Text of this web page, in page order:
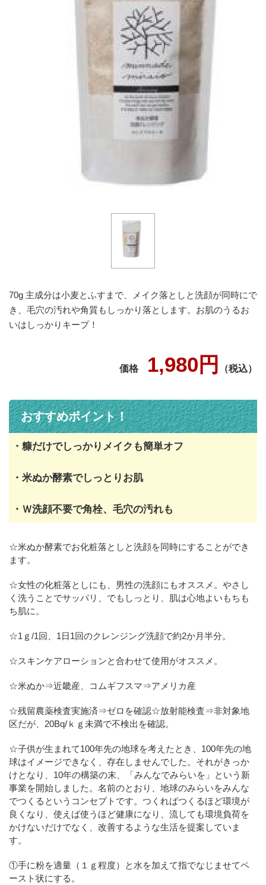
70g 主成分は小麦とふすまで、メイク落としと洗顔が同時にで
き、毛穴の汚れや角質もしっかり落とします。お肌のうるお
いはしっかりキープ！
価格 1,980円 （税込）
おすすめポイント！
・糠だけでしっかりメイクも簡単オフ
・米ぬか酵素でしっとりお肌
・Ｗ洗顔不要で角栓、毛穴の汚れも
☆米ぬか酵素でお化粧落としと洗顔を同時にすることができ
ます。
☆女性の化粧落としにも、男性の洗顔にもオススメ。やさし
く洗うことでサッパリ、でもしっとり、肌は心地よいもちも
ち肌に。
☆1ｇ/1回、1日1回のクレンジング洗顔で約2か月半分。
☆スキンケアローションと合わせて使用がオススメ。
☆米ぬか⇒近畿産、コムギフスマ⇒アメリカ産
☆残留農薬検査実施済⇒ゼロを確認☆放射能検査⇒非対象地
区だが、20Bq/ｋｇ未満で不検出を確認。
☆子供が生まれて100年先の地球を考えたとき、100年先の地
球はイメージできなく、存在しませんでした。それがきっか
けとなり、10年の構築の末、「みんなでみらいを」という新
事業を開始しました。名前のとおり、地球のみらいをみんな
でつくるというコンセプトです。つくればつくるほど環境が
良くなり、使えば使うほど健康になり、流しても環境負荷を
かけないだけでなく、改善するような生活を提案していま
す。
①手に粉を適量（１ｇ程度）と水を加えて指でなじませてペ
ースト状にする。